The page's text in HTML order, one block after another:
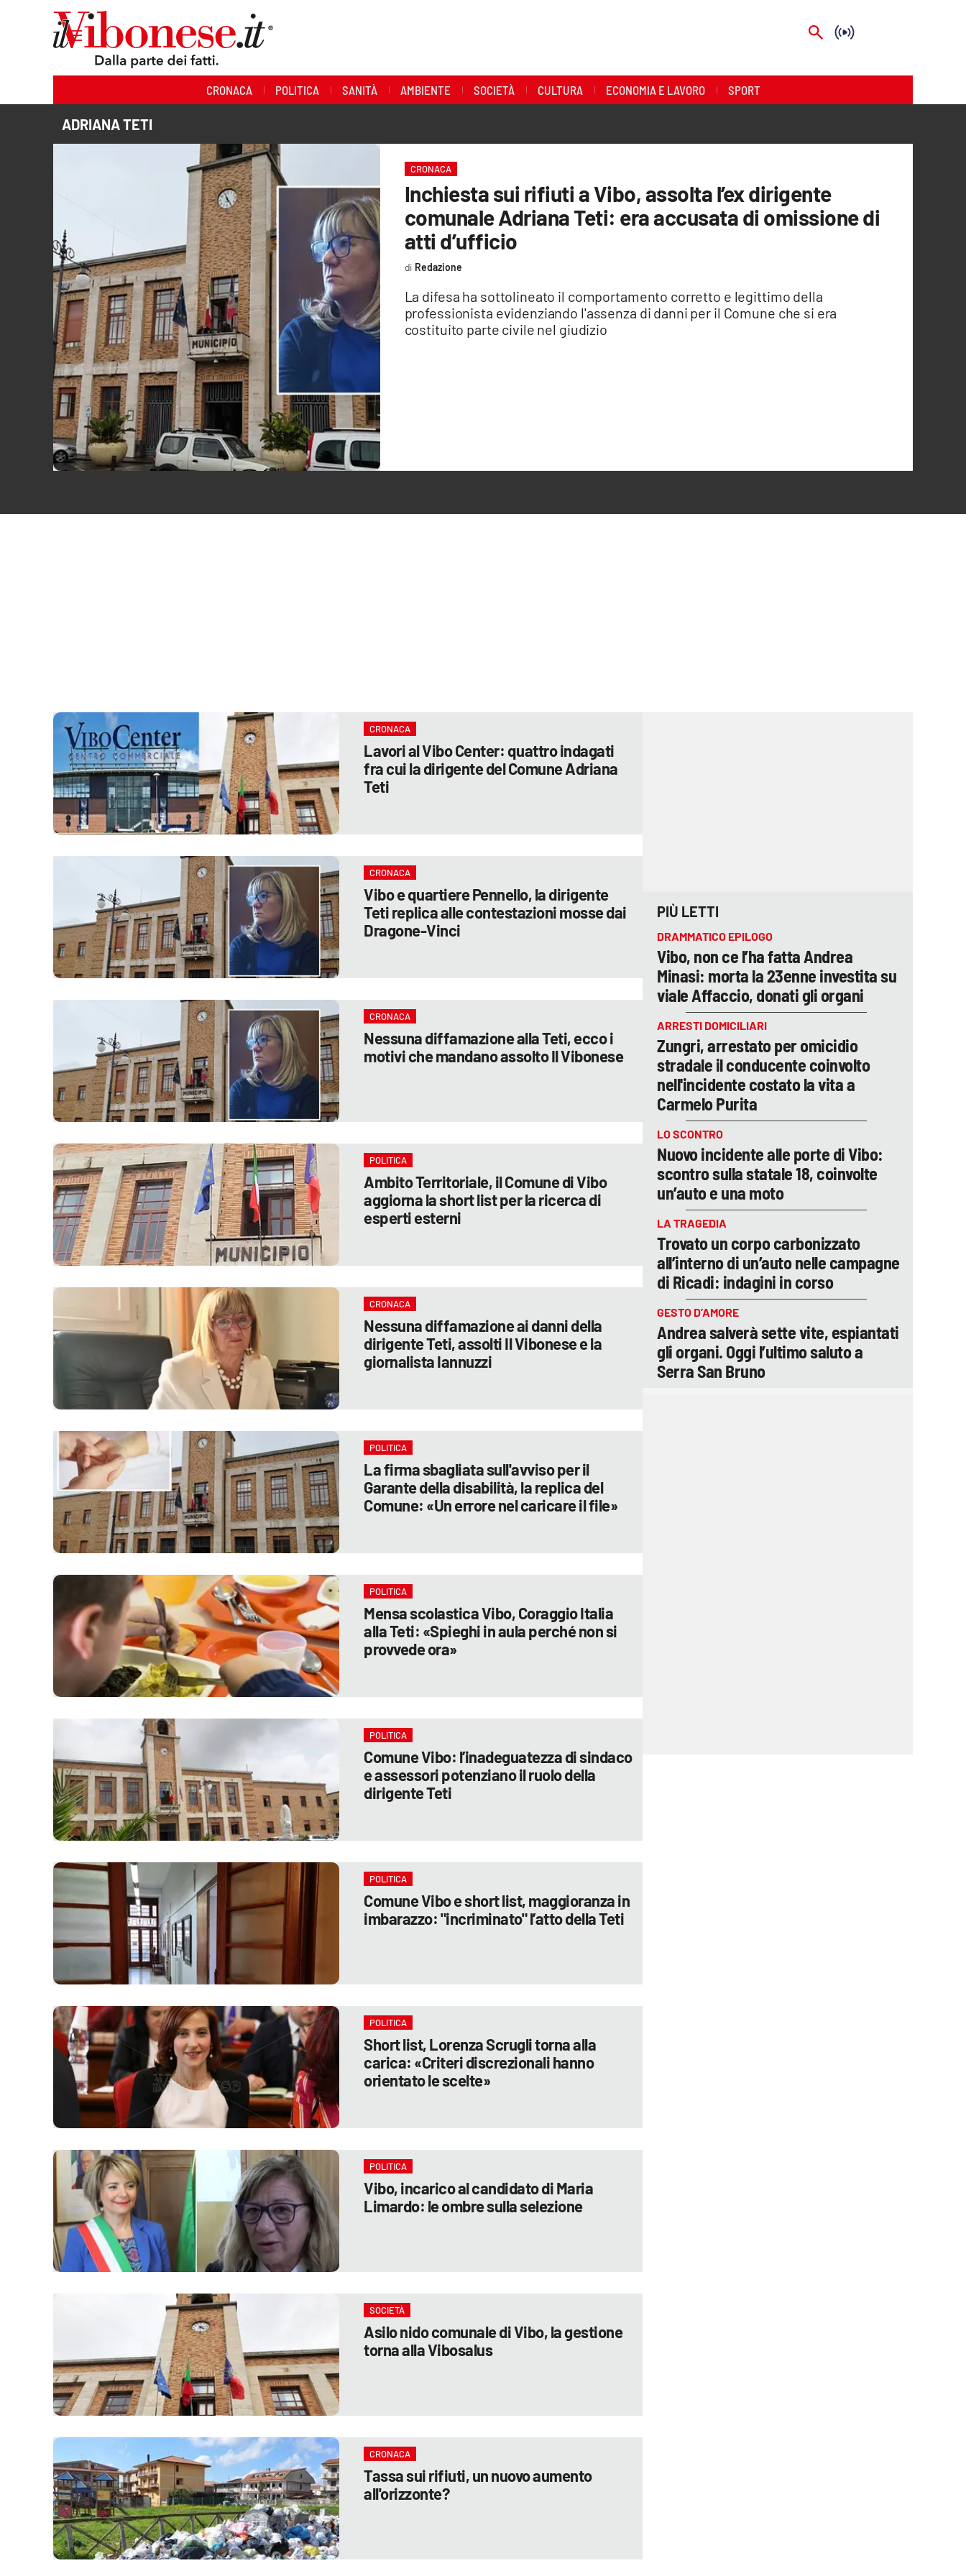
Economia e Lavoro
Streaming
cosenzachannel.it
ilvibonese.it
catanzarochannel.it
Vai
CRONACA POLITICA SANITÀ AMBIENTE SOCIETÀ CULTURA ECONOMIA E LAVORO SPORT
ADRIANA TETI
CRONACA
Inchiesta sui rifiuti a Vibo, assolta l’ex dirigente
comunale Adriana Teti: era accusata di omissione di
atti d’ufficio
La difesa ha sottolineato il comportamento corretto e legittimo della
professionista evidenziando l'assenza di danni per il Comune che si era
costituito parte civile nel giudizio
Redazione
CRONACA
Lavori al Vibo Center: quattro indagati
fra cui la dirigente del Comune Adriana
Teti
CRONACA
Vibo e quartiere Pennello, la dirigente
Teti replica alle contestazioni mosse dai
Dragone-Vinci
CRONACA
Nessuna diffamazione alla Teti, ecco i
motivi che mandano assolto Il Vibonese
POLITICA
Ambito Territoriale, il Comune di Vibo
aggiorna la short list per la ricerca di
esperti esterni
CRONACA
Nessuna diffamazione ai danni della
dirigente Teti, assolti Il Vibonese e la
giornalista Iannuzzi
POLITICA
La firma sbagliata sull'avviso per il
Garante della disabilità, la replica del
Comune: «Un errore nel caricare il file»
POLITICA
Mensa scolastica Vibo, Coraggio Italia
alla Teti: «Spieghi in aula perché non si
provvede ora»
POLITICA
Comune Vibo: l’inadeguatezza di sindaco
e assessori potenziano il ruolo della
dirigente Teti
POLITICA
Comune Vibo e short list, maggioranza in
imbarazzo: "incriminato" l’atto della Teti
POLITICA
Short list, Lorenza Scrugli torna alla
carica: «Criteri discrezionali hanno
orientato le scelte»
POLITICA
Vibo, incarico al candidato di Maria
Limardo: le ombre sulla selezione
SOCIETÀ
Asilo nido comunale di Vibo, la gestione
torna alla Vibosalus
CRONACA
Tassa sui rifiuti, un nuovo aumento
all'orizzonte?
PIÙ LETTI
DRAMMATICO EPILOGO
Vibo, non ce l’ha fatta Andrea
Minasi: morta la 23enne investita su
viale Affaccio, donati gli organi
ARRESTI DOMICILIARI
Zungri, arrestato per omicidio
stradale il conducente coinvolto
nell'incidente costato la vita a
Carmelo Purita
LO SCONTRO
Nuovo incidente alle porte di Vibo:
scontro sulla statale 18, coinvolte
un’auto e una moto
LA TRAGEDIA
Trovato un corpo carbonizzato
all’interno di un’auto nelle campagne
di Ricadi: indagini in corso
GESTO D’AMORE
Andrea salverà sette vite, espiantati
gli organi. Oggi l’ultimo saluto a
Serra San Bruno